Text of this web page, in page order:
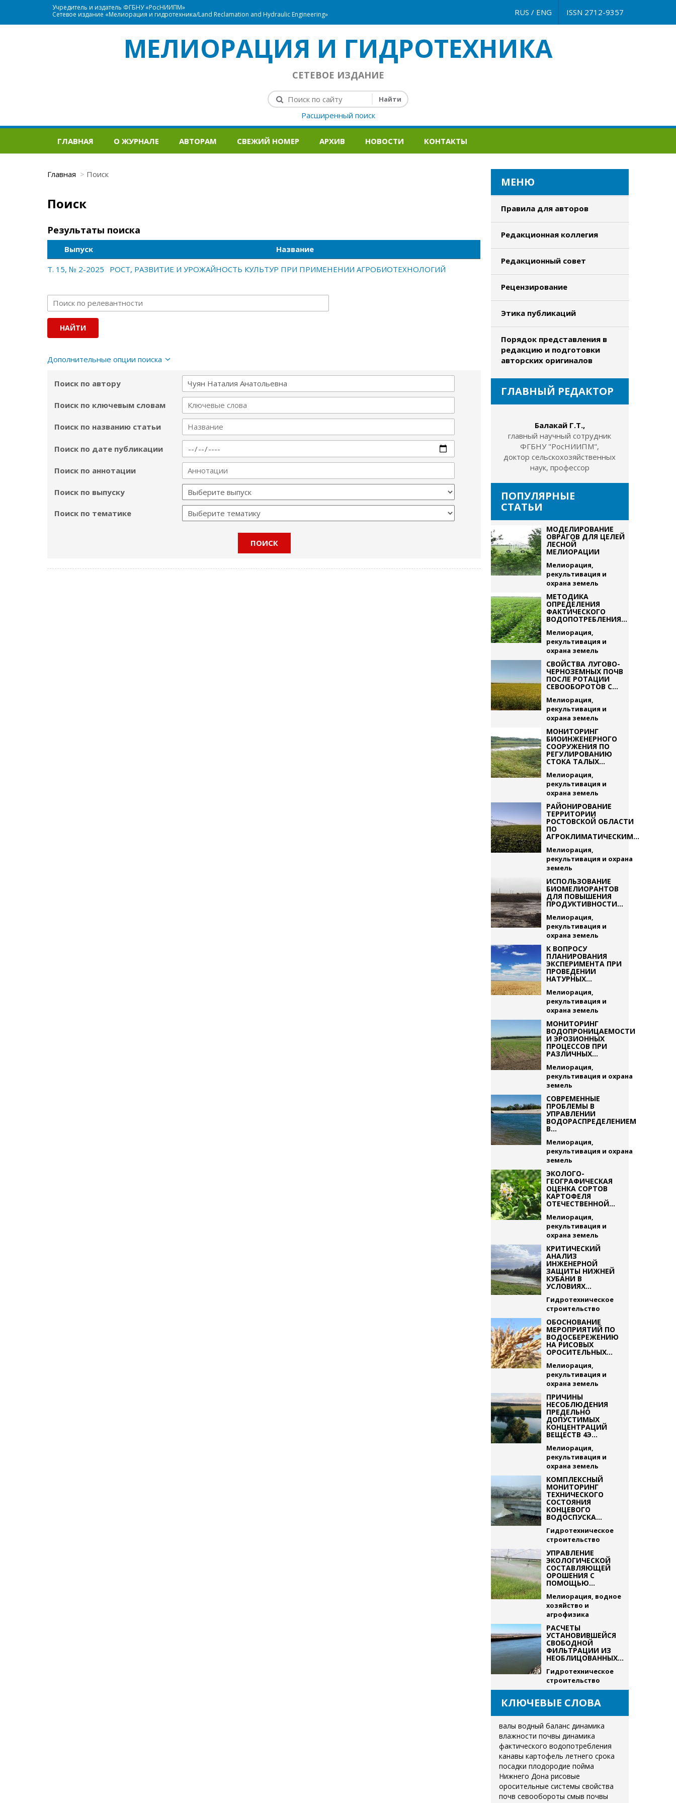
Учредитель и издатель ФГБНУ «РосНИИПМ»
Сетевое издание «Мелиорация и гидротехника/Land Reclamation and Hydraulic Engineering»
ISSN 2712-9357
RUS / ENG
МЕЛИОРАЦИЯ И ГИДРОТЕХНИКА
СЕТЕВОЕ ИЗДАНИЕ
Расширенный поиск
ГЛАВНАЯ О ЖУРНАЛЕ АВТОРАМ СВЕЖИЙ НОМЕР АРХИВ НОВОСТИ КОНТАКТЫ
Главная Поиск
Поиск
Результаты поиска
Выпуск
Название
Т. 15, № 2-2025
РОСТ, РАЗВИТИЕ И УРОЖАЙНОСТЬ КУЛЬТУР ПРИ ПРИМЕНЕНИИ АГРОБИОТЕХНОЛОГИЙ
Дополнительные опции поиска
Поиск по автору
Поиск по ключевым словам
Поиск по названию статьи
Поиск по дате публикации
Поиск по аннотации
Поиск по выпуску
Поиск по тематике
МЕНЮ
Правила для авторов
Редакционная коллегия
Редакционный совет
Рецензирование
Этика публикаций
Порядок представления в
редакцию и подготовки
авторских оригиналов
ГЛАВНЫЙ РЕДАКТОР
Балакай Г.Т.,
главный научный сотрудник
ФГБНУ "РосНИИПМ",
доктор сельскохозяйственных
наук, профессор
ПОПУЛЯРНЫЕ
СТАТЬИ
МОДЕЛИРОВАНИЕ
ОВРАГОВ ДЛЯ ЦЕЛЕЙ
ЛЕСНОЙ
МЕЛИОРАЦИИ
Мелиорация,
рекультивация и
охрана земель
МЕТОДИКА
ОПРЕДЕЛЕНИЯ
ФАКТИЧЕСКОГО
ВОДОПОТРЕБЛЕНИЯ...
Мелиорация,
рекультивация и
охрана земель
СВОЙСТВА ЛУГОВО-
ЧЕРНОЗЕМНЫХ ПОЧВ
ПОСЛЕ РОТАЦИИ
СЕВООБОРОТОВ С...
Мелиорация,
рекультивация и
охрана земель
МОНИТОРИНГ
БИОИНЖЕНЕРНОГО
СООРУЖЕНИЯ ПО
РЕГУЛИРОВАНИЮ
СТОКА ТАЛЫХ...
Мелиорация,
рекультивация и
охрана земель
РАЙОНИРОВАНИЕ
ТЕРРИТОРИИ
РОСТОВСКОЙ ОБЛАСТИ
ПО
АГРОКЛИМАТИЧЕСКИМ...
Мелиорация,
рекультивация и охрана
земель
ИСПОЛЬЗОВАНИЕ
БИОМЕЛИОРАНТОВ
ДЛЯ ПОВЫШЕНИЯ
ПРОДУКТИВНОСТИ...
Мелиорация,
рекультивация и
охрана земель
К ВОПРОСУ
ПЛАНИРОВАНИЯ
ЭКСПЕРИМЕНТА ПРИ
ПРОВЕДЕНИИ
НАТУРНЫХ...
Мелиорация,
рекультивация и
охрана земель
МОНИТОРИНГ
ВОДОПРОНИЦАЕМОСТИ
И ЭРОЗИОННЫХ
ПРОЦЕССОВ ПРИ
РАЗЛИЧНЫХ...
Мелиорация,
рекультивация и охрана
земель
СОВРЕМЕННЫЕ
ПРОБЛЕМЫ В
УПРАВЛЕНИИ
ВОДОРАСПРЕДЕЛЕНИЕМ
В...
Мелиорация,
рекультивация и охрана
земель
ЭКОЛОГО-
ГЕОГРАФИЧЕСКАЯ
ОЦЕНКА СОРТОВ
КАРТОФЕЛЯ
ОТЕЧЕСТВЕННОЙ...
Мелиорация,
рекультивация и
охрана земель
КРИТИЧЕСКИЙ
АНАЛИЗ
ИНЖЕНЕРНОЙ
ЗАЩИТЫ НИЖНЕЙ
КУБАНИ В
УСЛОВИЯХ...
Гидротехническое
строительство
ОБОСНОВАНИЕ
МЕРОПРИЯТИЙ ПО
ВОДОСБЕРЕЖЕНИЮ
НА РИСОВЫХ
ОРОСИТЕЛЬНЫХ...
Мелиорация,
рекультивация и
охрана земель
ПРИЧИНЫ
НЕСОБЛЮДЕНИЯ
ПРЕДЕЛЬНО
ДОПУСТИМЫХ
КОНЦЕНТРАЦИЙ
ВЕЩЕСТВ 4Э...
Мелиорация,
рекультивация и
охрана земель
КОМПЛЕКСНЫЙ
МОНИТОРИНГ
ТЕХНИЧЕСКОГО
СОСТОЯНИЯ
КОНЦЕВОГО
ВОДОСПУСКА...
Гидротехническое
строительство
УПРАВЛЕНИЕ
ЭКОЛОГИЧЕСКОЙ
СОСТАВЛЯЮЩЕЙ
ОРОШЕНИЯ С
ПОМОЩЬЮ...
Мелиорация, водное
хозяйство и
агрофизика
РАСЧЕТЫ
УСТАНОВИВШЕЙСЯ
СВОБОДНОЙ
ФИЛЬТРАЦИИ ИЗ
НЕОБЛИЦОВАННЫХ...
Гидротехническое
строительство
КЛЮЧЕВЫЕ СЛОВА
валы водный баланс динамика
влажности почвы динамика
фактического водопотребления
канавы картофель летнего срока
посадки плодородие пойма
Нижнего Дона рисовые
оросительные системы свойства
почв севообороты смыв почвы